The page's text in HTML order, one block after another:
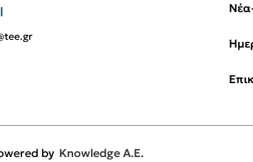
by Knowledge A.E.